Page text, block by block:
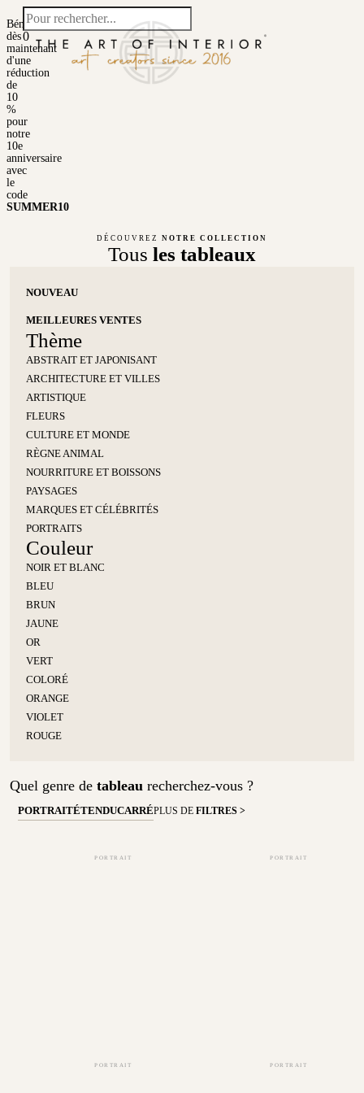
Bénéficiez
dès
maintenant
d'une
réduction
de
10
%
pour
notre
10e
anniversaire
avec
le
code
SUMMER10
0
DÉCOUVREZ NOTRE COLLECTION
Tous les tableaux
NOUVEAU
MEILLEURES VENTES
Thème
ABSTRAIT ET JAPONISANT
ARCHITECTURE ET VILLES
ARTISTIQUE
FLEURS
CULTURE ET MONDE
RÈGNE ANIMAL
NOURRITURE ET BOISSONS
PAYSAGES
MARQUES ET CÉLÉBRITÉS
PORTRAITS
Couleur
NOIR ET BLANC
BLEU
BRUN
JAUNE
OR
VERT
COLORÉ
ORANGE
VIOLET
ROUGE
Quel genre detableau recherchez-vous ?
PORTRAITÉTENDUCARRÉPLUS DEFILTRES >
PORTRAIT PORTRAIT
PORTRAIT PORTRAIT